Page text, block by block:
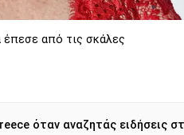
από τις σκάλες
όταν αναζητάς ειδήσεις